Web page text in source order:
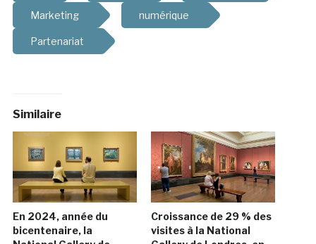
Marketing numérique
Partenariat
Similaire
En 2024, année du
bicentenaire, la
Croissance de 29 % des
visites à la National